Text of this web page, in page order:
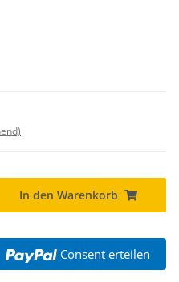
In den Warenkorb
Consent erteilen